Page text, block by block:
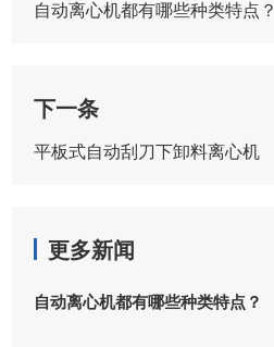
自动离心机都有哪些种类特点？
下一条
平板式自动刮刀下卸料离心机
更多新闻
自动离心机都有哪些种类特点？